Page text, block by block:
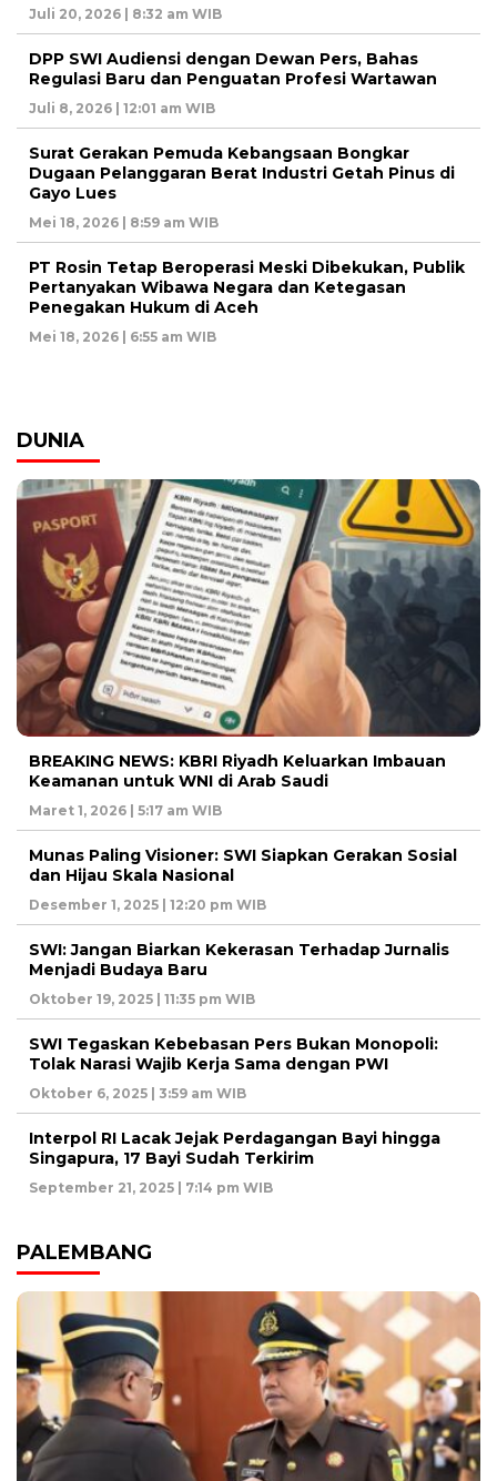
Juli 20, 2026 | 8:32 am WIB
DPP SWI Audiensi dengan Dewan Pers, Bahas
Regulasi Baru dan Penguatan Profesi Wartawan
Juli 8, 2026 | 12:01 am WIB
Surat Gerakan Pemuda Kebangsaan Bongkar
Dugaan Pelanggaran Berat Industri Getah Pinus di
Gayo Lues
Mei 18, 2026 | 8:59 am WIB
PT Rosin Tetap Beroperasi Meski Dibekukan, Publik
Pertanyakan Wibawa Negara dan Ketegasan
Penegakan Hukum di Aceh
Mei 18, 2026 | 6:55 am WIB
DUNIA
BREAKING NEWS: KBRI Riyadh Keluarkan Imbauan
Keamanan untuk WNI di Arab Saudi
Maret 1, 2026 | 5:17 am WIB
Munas Paling Visioner: SWI Siapkan Gerakan Sosial
dan Hijau Skala Nasional
Desember 1, 2025 | 12:20 pm WIB
SWI: Jangan Biarkan Kekerasan Terhadap Jurnalis
Menjadi Budaya Baru
Oktober 19, 2025 | 11:35 pm WIB
SWI Tegaskan Kebebasan Pers Bukan Monopoli:
Tolak Narasi Wajib Kerja Sama dengan PWI
Oktober 6, 2025 | 3:59 am WIB
Interpol RI Lacak Jejak Perdagangan Bayi hingga
Singapura, 17 Bayi Sudah Terkirim
September 21, 2025 | 7:14 pm WIB
PALEMBANG